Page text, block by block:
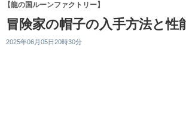
【龍の国ルーンファクトリー】
冒険家の帽子の入手方法と性
2025年06月05日20時30分